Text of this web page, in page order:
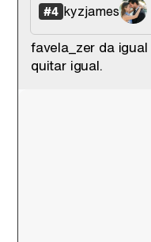
#4 kyzjames
favela_zer da
quitar igual.